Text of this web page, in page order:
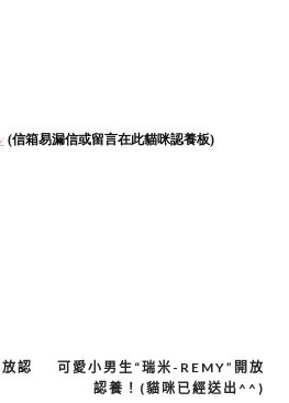
(信箱易漏信或留言在此貓咪認養板)
可愛小男生“瑞米-REMY”開放
認養！(貓咪已經送出^^)
認